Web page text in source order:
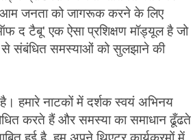
आम जनता को जागरूक करने के लिए
द टैबू' एक ऐसा प्रशिक्षण मॉड्यूल है जो
से संबंधित समस्याओं को सुलझाने की
हमारे नाटकों में दर्शक स्वयं अभिनय
करते हैं और समस्या का समाधान ढूँढते